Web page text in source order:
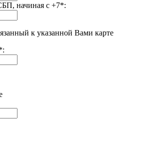
начиная с +7*:
к указанной Вами карте
: